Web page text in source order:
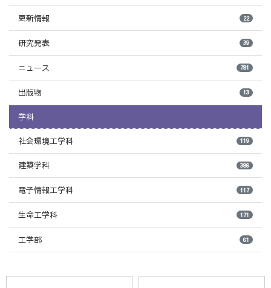
更新情報 22
研究発表 39
ニュース 781
出版物 13
学科
社会環境工学科 119
建築学科 386
電子情報工学科 117
生命工学科 171
工学部 61